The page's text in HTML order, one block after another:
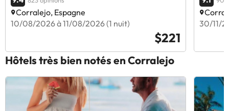
Corralejo, Espagne
10/08/2026 à 11/08/2026 (1 nuit)
$221
30/11/
Hôtels très bien notés en Corralejo